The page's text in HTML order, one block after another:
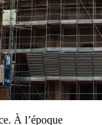
À l’époque